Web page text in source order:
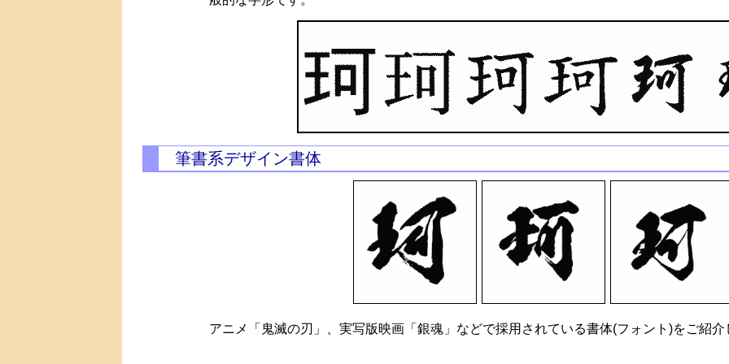
筆書系デザイン書体
アニメ「鬼滅の刃」、実写版映画「銀魂」などで採用されている書体(フォント)をご紹介